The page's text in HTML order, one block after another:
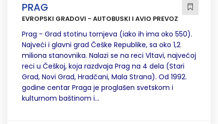
PRAG
EVROPSKI GRADOVI - AUTOBUSKI I AVIO PREVOZ
Prag - Grad stotinu tornjeva (iako ih ima oko 550).
Najveći i glavni grad Češke Republike, sa oko 1,2
miliona stanovnika. Nalazi se na reci Vltavi, najvećoj
reci u Češkoj, koja razdvaja Prag na 4 dela (Stari
Grad, Novi Grad, Hradčani, Mala Strana). Od 1992.
godine centar Praga je proglašen svetskom i
kulturnom baštinom i...